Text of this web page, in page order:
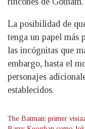
La posibilidad de
tenga un papel más
las incógnitas que
embargo, hasta el
personajes
establecidos.
The Batman: primer